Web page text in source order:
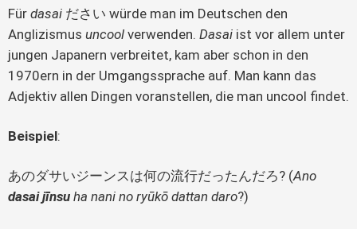
Für dasai ださい würde man im Deutschen den
Anglizismus uncool verwenden. Dasai ist vor allem unter
jungen Japanern verbreitet, kam aber schon in den
1970ern in der Umgangssprache auf. Man kann das
Adjektiv allen Dingen voranstellen, die man uncool findet.
Beispiel:
あのダサいジーンスは何の流行だったんだろ? (Ano
dasai jīnsu ha nani no ryūkō dattan daro?)